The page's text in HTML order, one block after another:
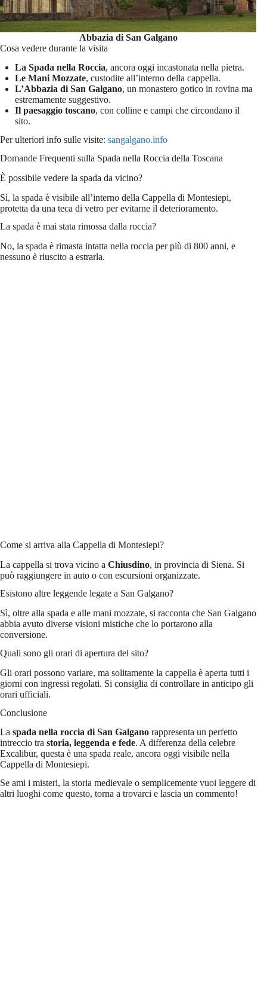
Abbazia di San Galgano
Cosa vedere durante la visita
La Spada nella Roccia, ancora oggi incastonata nella pietra.
Le Mani Mozzate, custodite all’interno della cappella.
L’Abbazia di San Galgano, un monastero gotico in rovina ma
estremamente suggestivo.
Il paesaggio toscano, con colline e campi che circondano il
sito.
Per ulteriori info sulle visite: sangalgano.info
Domande Frequenti sulla Spada nella Roccia della Toscana
È possibile vedere la spada da vicino?
Sì, la spada è visibile all’interno della Cappella di Montesiepi,
protetta da una teca di vetro per evitarne il deterioramento.
La spada è mai stata rimossa dalla roccia?
No, la spada è rimasta intatta nella roccia per più di 800 anni, e
nessuno è riuscito a estrarla.
Come si arriva alla Cappella di Montesiepi?
La cappella si trova vicino a Chiusdino, in provincia di Siena. Si
può raggiungere in auto o con escursioni organizzate.
Esistono altre leggende legate a San Galgano?
Sì, oltre alla spada e alle mani mozzate, si racconta che San Galgano
abbia avuto diverse visioni mistiche che lo portarono alla
conversione.
Quali sono gli orari di apertura del sito?
Gli orari possono variare, ma solitamente la cappella è aperta tutti i
giorni con ingressi regolati. Si consiglia di controllare in anticipo gli
orari ufficiali.
Conclusione
La spada nella roccia di San Galgano rappresenta un perfetto
intreccio tra storia, leggenda e fede. A differenza della celebre
Excalibur, questa è una spada reale, ancora oggi visibile nella
Cappella di Montesiepi.
Se ami i misteri, la storia medievale o semplicemente vuoi leggere di
altri luoghi come questo, torna a trovarci e lascia un commento!